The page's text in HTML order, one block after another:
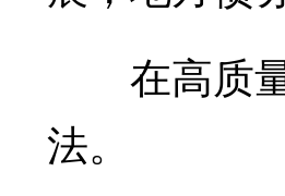
在高质量
法。